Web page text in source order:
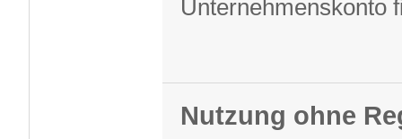
Unternehmenskonto
Nutzung ohne